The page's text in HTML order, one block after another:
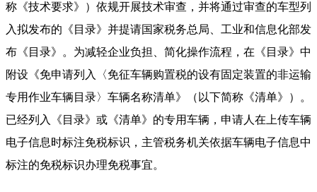
称《技术要求》）依规开展技术审查，并将通过审查的车型列
入拟发布的《目录》并提请国家税务总局、工业和信息化部发
布《目录》。为减轻企业负担、简化操作流程，在《目录》中
附设《免申请列入〈免征车辆购置税的设有固定装置的非运输
专用作业车辆目录〉车辆名称清单》（以下简称《清单》）。
已经列入《目录》或《清单》的专用车辆，申请人在上传车辆
电子信息时标注免税标识，主管税务机关依据车辆电子信息中
标注的免税标识办理免税事宜。